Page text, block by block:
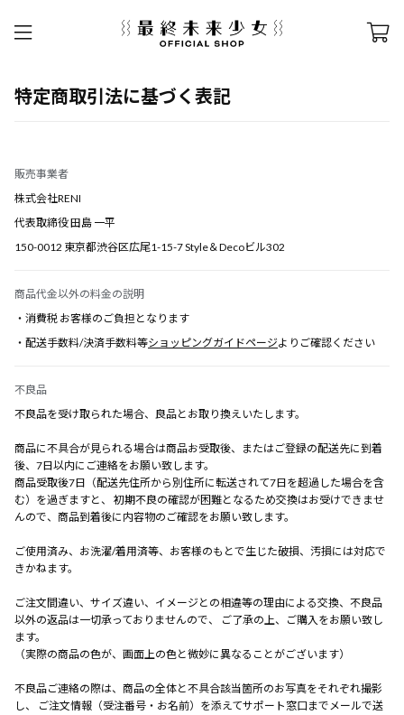
特定商取引法に基づく表記
販売事業者
株式会社RENI
代表取締役 田島 一平
150-0012 東京都渋谷区広尾1-15-7 Style＆Decoビル302
商品代金以外の料金の説明
・消費税 お客様のご負担となります
・配送手数料/決済手数料等ショッピングガイドページよりご確認ください
不良品
不良品を受け取られた場合、良品とお取り換えいたします。
商品に不具合が見られる場合は商品お受取後、またはご登録の配送先に到着
後、7日以内にご連絡をお願い致します。
商品受取後7日（配送先住所から別住所に転送されて7日を超過した場合を含
む）を過ぎますと、 初期不良の確認が困難となるため交換はお受けできませ
んので、商品到着後に内容物のご確認をお願い致します。
ご使用済み、お洗濯/着用済等、お客様のもとで生じた破損、汚損には対応で
きかねます。
ご注文間違い、サイズ違い、イメージとの相違等の理由による交換、不良品
以外の返品は一切承っておりませんので、 ご了承の上、ご購入をお願い致し
ます。
（実際の商品の色が、画面上の色と微妙に異なることがございます）
不良品ご連絡の際は、商品の全体と不具合該当箇所のお写真をそれぞれ撮影
し、 ご注文情報（受注番号・お名前）を添えてサポート窓口までメールで送